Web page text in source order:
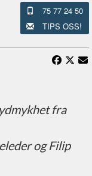
75 77 24 50
TIPS OSS!
fra
og Filip